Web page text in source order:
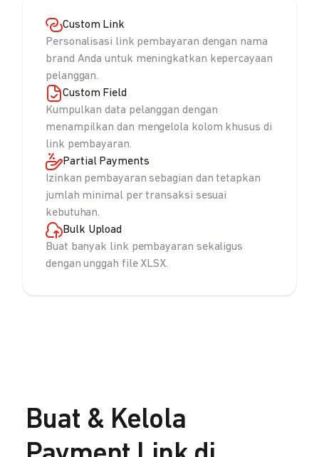
Custom Link
Personalisasi link pembayaran dengan nama
brand Anda untuk meningkatkan kepercayaan
pelanggan.
Custom Field
Kumpulkan data pelanggan dengan
menampilkan dan mengelola kolom khusus di
link pembayaran.
Partial Payments
Izinkan pembayaran sebagian dan tetapkan
jumlah minimal per transaksi sesuai
kebutuhan.
Bulk Upload
Buat banyak link pembayaran sekaligus
dengan unggah file XLSX.
Buat & Kelola